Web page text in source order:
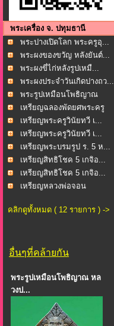
พระเครื่อง จ. ปทุมธานี
พระปางเปิดโลก พระครูอุ...
พระผงของขวัญ หลังยันต์...
พระผงขี่ไก่หลังรูปเหมื...
พระผงประจำวันเกิดปางถว...
พระรูปเหมือนโพธิญาณ
หล... เหรียญฉลองพัดยศพระครู
ช...
เหรียญพระครูวินัยทวี เ...
เหรียญพระครูวินัยทวี เ...
เหรียญพระบรมรูป ร. 5 ห...
เหรียญสิทธิโชค 5 เกจิอ...
เหรียญสิทธิโชค 5 เกจิอ...
เหรียญหลวงพ่อจอน
คลิกดูทั้งหมด ( 12 รายการ ) ->
อื่นๆที่คล้ายกัน
พระรูปเหมือนโพธิญาณ หล
วงป...